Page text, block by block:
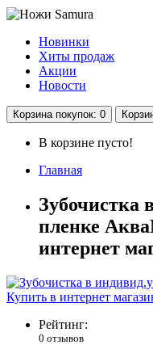
Новинки
Хиты продаж
Акции
Новости
Корзинапокупок: 0
В корзине пусто!
Главная
Зубочистка
пленке
интернет
Рейтинг:
0 отзывов